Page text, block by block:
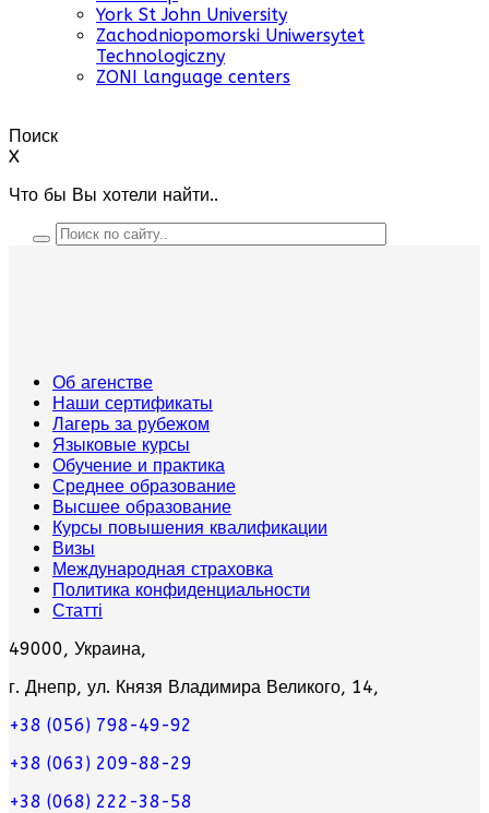
York St John University
Zachodniopomorski Uniwersytet
Technologiczny
ZONI language centers
Поиск
X
Что бы Вы хотели найти..
Об агенстве
Наши сертификаты
Лагерь за рубежом
Языковые курсы
Обучение и практика
Среднее образование
Высшее образование
Курсы повышения квалификации
Визы
Международная страховка
Политика конфиденциальности
Статті
49000, Украина,
г. Днепр, ул. Князя Владимира Великого, 14,
+38 (056) 798-49-92
+38 (063) 209-88-29
+38 (068) 222-38-58